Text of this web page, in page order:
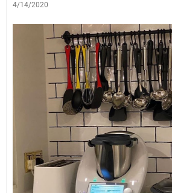
4/14/2020